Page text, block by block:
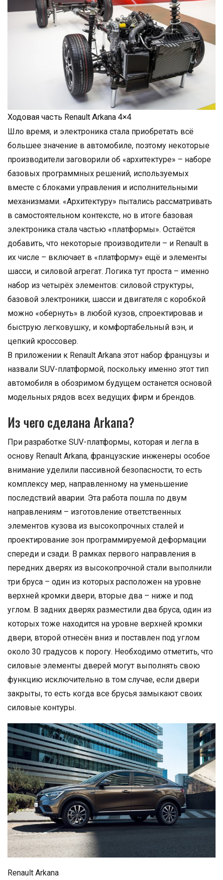
Ходовая часть Renault Arkana 4×4
Шло время, и электроника стала приобретать всё
большее значение в автомобиле, поэтому некоторые
производители заговорили об «архитектуре» – наборе
базовых программных решений, используемых
вместе с блоками управления и исполнительными
механизмами. «Архитектуру» пытались рассматривать
в самостоятельном контексте, но в итоге базовая
электроника стала частью «платформы». Остаётся
добавить, что некоторые производители – и Renault в
их числе – включает в «платформу» ещё и элементы
шасси, и силовой агрегат. Логика тут проста – именно
набор из четырёх элементов: силовой структуры,
базовой электроники, шасси и двигателя с коробкой
можно «обернуть» в любой кузов, спроектировав и
быструю легковушку, и комфортабельный вэн, и
цепкий кроссовер.
В приложении к Renault Arkana этот набор французы и
назвали SUV-платформой, поскольку именно этот тип
автомобиля в обозримом будущем останется основой
модельных рядов всех ведущих фирм и брендов.
Из чего сделана Arkana?
При разработке SUV-платформы, которая и легла в
основу Renault Arkana, французские инженеры особое
внимание уделили пассивной безопасности, то есть
комплексу мер, направленному на уменьшение
последствий аварии. Эта работа пошла по двум
направлениям – изготовление ответственных
элементов кузова из высокопрочных сталей и
проектирование зон программируемой деформации
спереди и сзади. В рамках первого направления в
передних дверях из высокопрочной стали выполнили
три бруса – один из которых расположен на уровне
верхней кромки двери, вторые два – ниже и под
углом. В задних дверях разместили два бруса, один из
которых тоже находится на уровне верхней кромки
двери, второй отнесён вниз и поставлен под углом
около 30 градусов к порогу. Необходимо отметить, что
силовые элементы дверей могут выполнять свою
функцию исключительно в том случае, если двери
закрыты, то есть когда все брусья замыкают своих
силовые контуры.
Renault Arkana